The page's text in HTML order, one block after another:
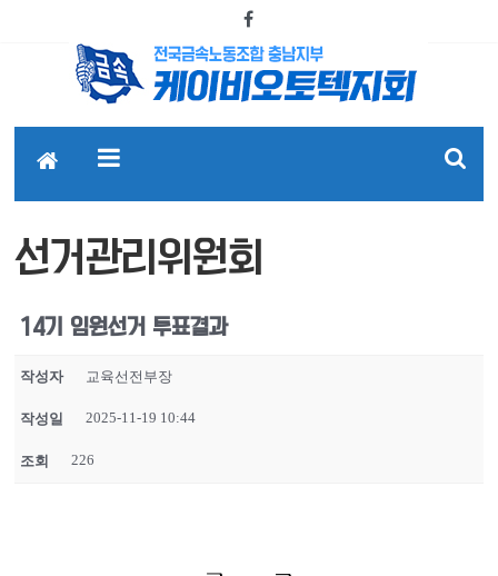
선거관리위원회
14기 임원선거 투표결과
작성자 교육선전부장
작성일 2025-11-19 10:44
조회 226